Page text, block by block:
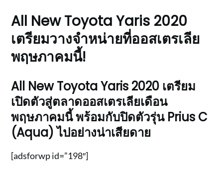
All New Toyota Yaris 2020
เตรียมวางจำหน่ายที่ออสเตรเลีย
พฤษภาคมนี้!
All New Toyota Yaris 2020 เตรียม
เปิดตัวสู่ตลาดออสเตรเลียเดือน
พฤษภาคมนี้ พร้อมกับปิดตัวรุ่น Prius C
(Aqua) ไปอย่างน่าเสียดาย
[adsforwp id=”198″]